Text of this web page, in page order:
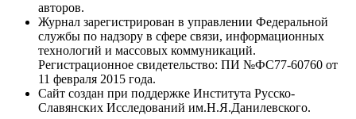
авторов.
Журнал зарегистрирован в управлении Федеральной
службы по надзору в сфере связи, информационных
технологий и массовых коммуникаций.
Регистрационное свидетельство: ПИ №ФС77-60760 от
11 февраля 2015 года.
Сайт создан при поддержке Института Русско-
Славянских Исследований им.Н.Я.Данилевского.